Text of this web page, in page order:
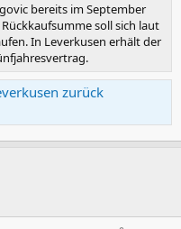
bereits im September
soll sich laut
In Leverkusen erhält der
zurück